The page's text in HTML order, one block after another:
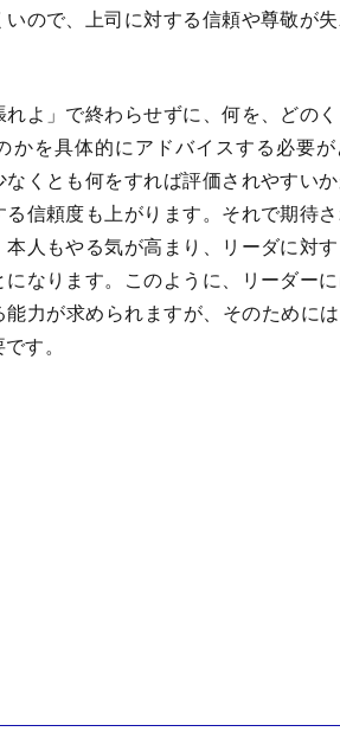
ので、上司に対する信頼や尊敬が
よ」で終わらせずに、何を、どのく
かを具体的にアドバイスする必要が
くとも何をすれば評価されやすい
信頼度も上がります。それで期待
本人もやる気が高まり、リーダに対
なります。このように、リーダー
力が求められますが、そのために
す。